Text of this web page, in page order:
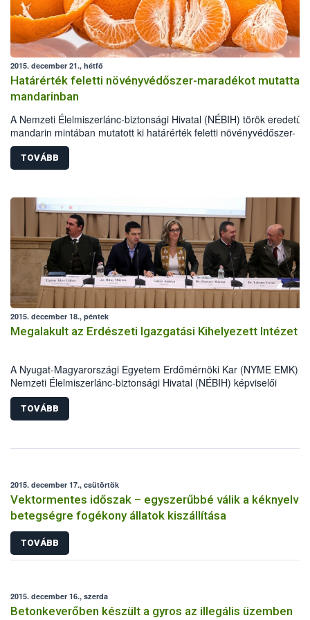
2015. december 21., hétfő
Határérték feletti növényvédőszer-maradékot mutattak ki
mandarinban
A Nemzeti Élelmiszerlánc-biztonsági Hivatal (NÉBIH) török eredetű
mandarin mintában mutatott ki határérték feletti növényvédőszer-
maradékot. Az ügyben a hatóság eljárást indított, mely jelenleg is
folyamatban van.
TOVÁBB
2015. december 18., péntek
Megalakult az Erdészeti Igazgatási Kihelyezett Intézet
A Nyugat-Magyarországi Egyetem Erdőmérnöki Kar (NYME EMK)
Nemzeti Élelmiszerlánc-biztonsági Hivatal (NÉBIH) képviselői
ünnepélyes keretek között aláírták azt az együttműködési
megállapodást, mely révén sor kerülhetett az Erdészeti Igazgatási
Kihelyezett Intézet (EIKI) alapkövének szimbolikus „letételére”.
TOVÁBB
2015. december 17., csütörtök
Vektormentes időszak – egyszerűbbé válik a kéknyelv
betegségre fogékony állatok kiszállítása
TOVÁBB
2015. december 16., szerda
Betonkeverőben készült a gyros az illegális üzemben